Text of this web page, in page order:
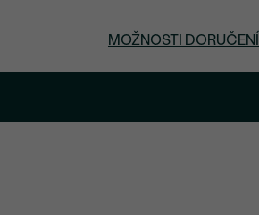
MOŽNOSTI DORUČENÍ